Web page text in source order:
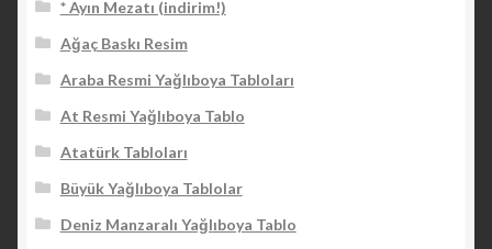
* Ayın Mezatı (indirim!)
Ağaç Baskı Resim
Araba Resmi Yağlıboya Tabloları
At Resmi Yağlıboya Tablo
Atatürk Tabloları
Büyük Yağlıboya Tablolar
Deniz Manzaralı Yağlıboya Tablo